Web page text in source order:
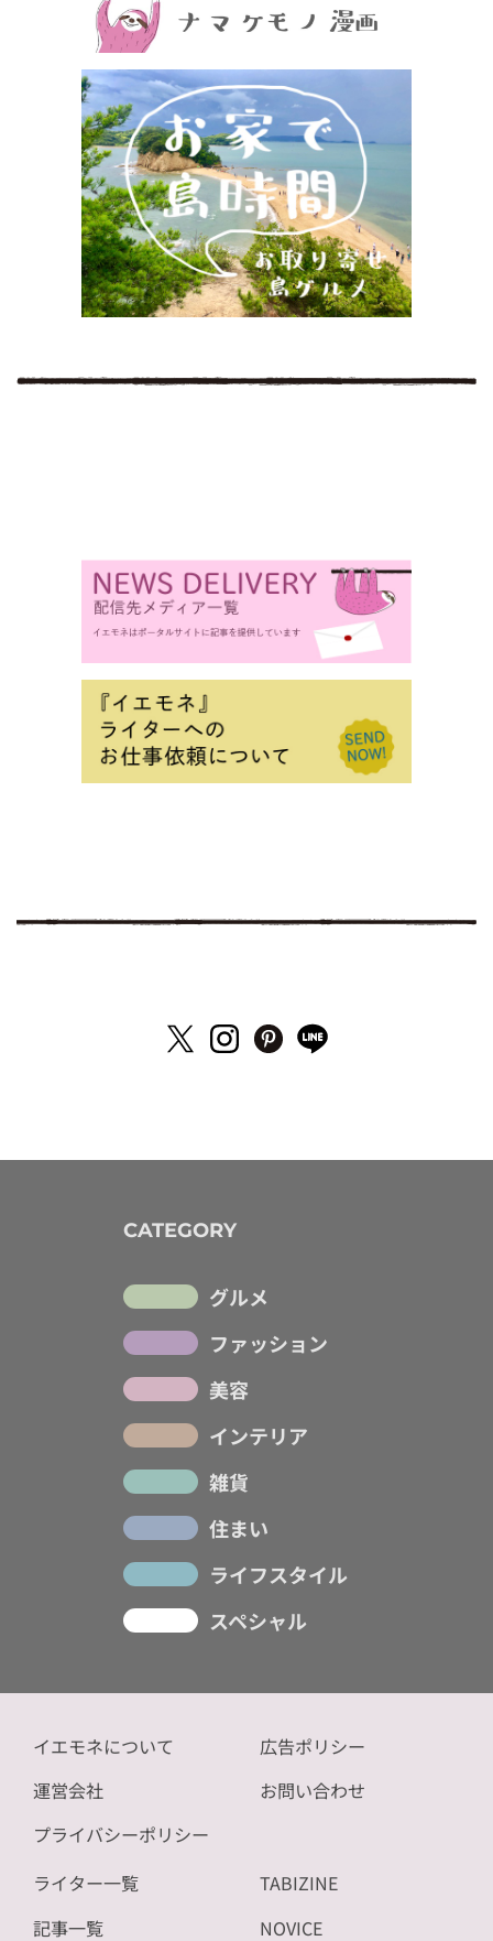
CATEGORY
グルメ
ファッション
美容
インテリア
雑貨
住まい
ライフスタイル
スペシャル
イエモネについて
運営会社
プライバシーポリシー
広告ポリシー
お問い合わせ
ライター一覧
記事一覧
TABIZINE
NOVICE